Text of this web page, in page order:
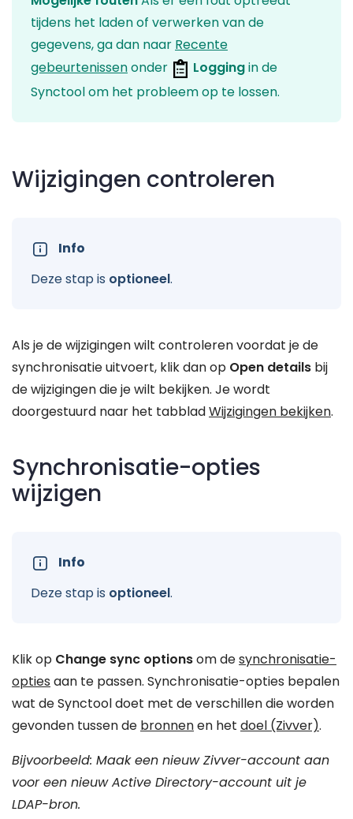
tijdens het laden of verwerken van de
gegevens, ga dan naar Recente
gebeurtenissenonder Loggingin de
Synctool om het probleem op te lossen.
Wijzigingen controleren
Info
Deze stap is optioneel.
Als je de wijzigingen wilt controleren voordat je de
synchronisatie uitvoert, klik dan op Open details bij
de wijzigingen die je wilt bekijken. Je wordt
doorgestuurd naar het tabbladWijzigingen bekijken.
Synchronisatie-opties
wijzigen
Info
Deze stap is optioneel.
Klik op Change sync optionsom desynchronisatie-
opties aan te passen. Synchronisatie-opties bepalen
wat de Synctool doet met de verschillen die worden
gevonden tussen de bronnenen het doel (Zivver).
Bijvoorbeeld: Maak een nieuw Zivver-account aan
voor een nieuw Active Directory-account uit je
LDAP-bron.